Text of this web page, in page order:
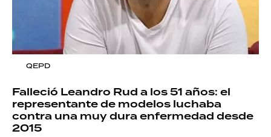
QEPD
Falleció Leandro Rud a los 51 años: el
representante de modelos luchaba
contra una muy dura enfermedad desde
2015